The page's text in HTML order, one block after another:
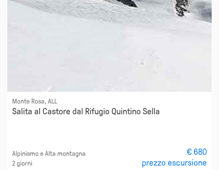
Monte Rosa, ALL
Salita al Castore dal Rifugio Quintino Sella
Alpinismo e Alta montagna
2 giorni
€ 680
prezzo escursione